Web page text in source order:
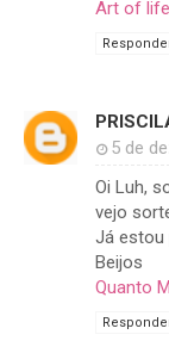
Art of
5 de
Oi Luh,
vejo
Já estou
Beijos
Quanto